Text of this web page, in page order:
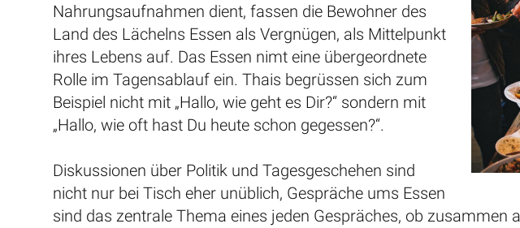
Nahrungsaufnahmen dient, fassen die Bewohner des
Land des Lächelns Essen als Vergnügen, als Mittelpunkt
ihres Lebens auf. Das Essen nimt eine übergeordnete
Rolle im Tagensablauf ein. Thais begrüssen sich zum
Beispiel nicht mit „Hallo, wie geht es Dir?“ sondern mit
„Hallo, wie oft hast Du heute schon gegessen?“.
Diskussionen über Politik und Tagesgeschehen sind
nicht nur bei Tisch eher unüblich, Gespräche ums Essen
sind das zentrale Thema eines jeden Gespräches, ob zusammen